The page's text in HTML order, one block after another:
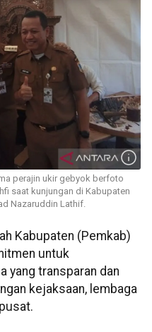
perajin ukir gebyok berfoto
saat kunjungan di Kabupaten
Nazaruddin Lathif.
Kabupaten (Pemkab)
untuk
yang transparan dan
kejaksaan, lembaga